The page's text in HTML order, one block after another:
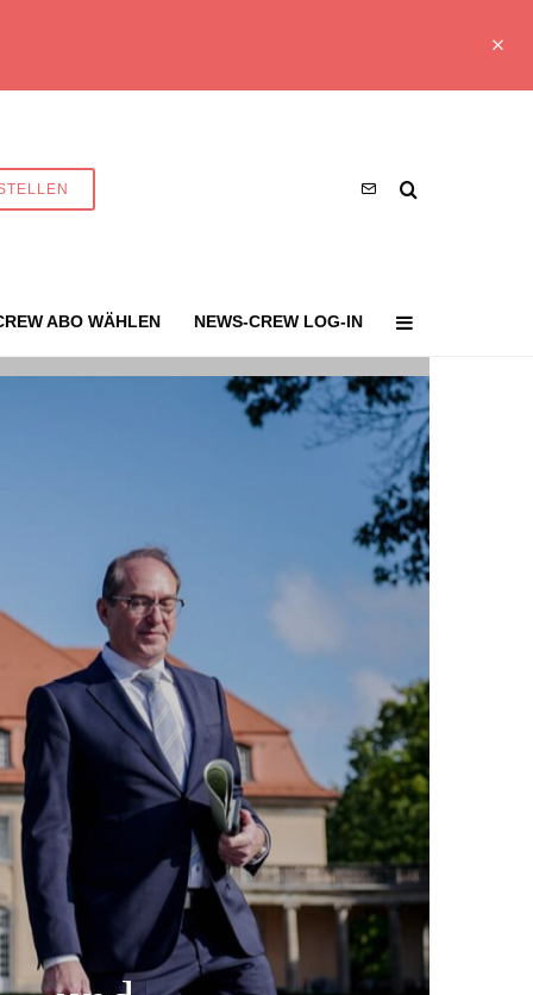
ABO WÄHLEN NEWS-CREW LOG-IN